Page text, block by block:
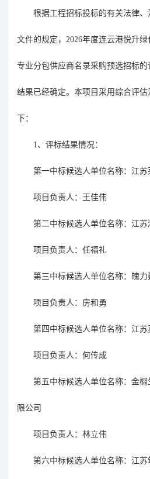
根据工程招标投标的有关法律
文件的规定， 2026年度连云港悦升
专业分包供应商名录采购预选招标
结果已经确定。 本项目采用综合评估
下：
1、 评标结果情况 ：
第一中标候选人单位名称： 江苏
项目负责人：王佳伟
第二中标候选人单位名称：江苏
项目负责人：任福礼
第三中标候选人单位名称： 魄力
项目负责人：房和勇
第四中标候选人单位名称：江苏
项目负责人：何传成
第五中标候选人单位名称：金
限公司
项目负责人：林立伟
第六中标候选人单位名称：江苏